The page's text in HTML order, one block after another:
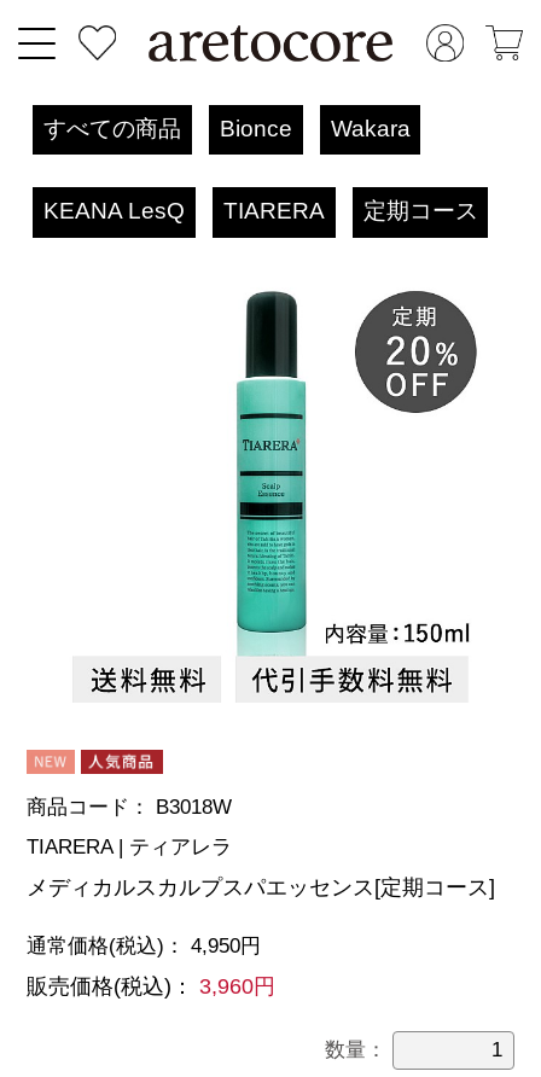
すべての商品 Bionce Wakara
KEANA LesQ TIARERA 定期コース
商品コード：
B3018W
TIARERA | ティアレラ
メディカルスカルプスパエッセンス[定期コース]
通常価格(税込) ： 4,950円
販売価格(税込) ： 3,960円
数量：